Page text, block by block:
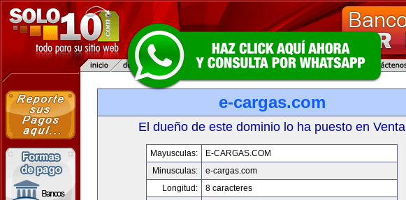
e-cargas.com
El dueño de este dominio lo ha puesto en Venta
Mayusculas:
E-CARGAS.COM
Minusculas:
e-cargas.com
Longitud:
8 caracteres